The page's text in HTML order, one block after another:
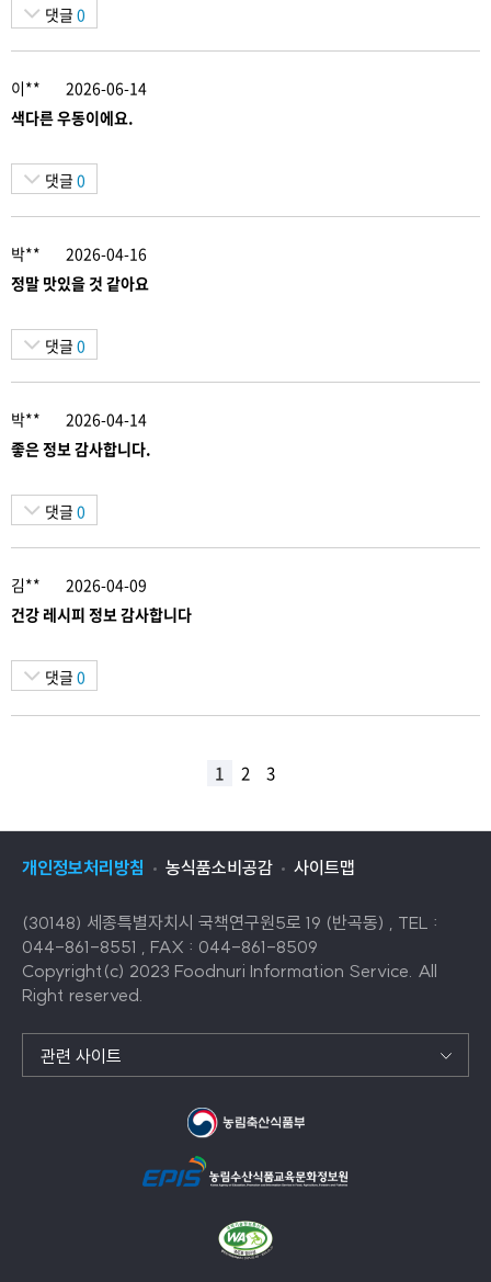
댓글 0
이**
2026-06-14
색다른 우동이에요.
댓글 0
박**
2026-04-16
정말 맛있을 것 같아요
댓글 0
박**
2026-04-14
좋은 정보 감사합니다.
댓글 0
김**
2026-04-09
건강 레시피 정보 감사합니다
댓글 0
1 2 3
개인정보처리방침 농식품소비공감 사이트맵
(30148) 세종특별자치시 국책연구원5로 19 (반곡동) , TEL :
044-861-8551 , FAX : 044-861-8509
Copyright(c) 2023 Foodnuri Information Service. All
Right reserved.
관련 사이트